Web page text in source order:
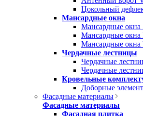
Цокольный
Мансардные окна
Мансардные окна
Мансардные окна
Мансардные окна
Чердачные лестницы
Чердачные
Чердачные
Кровельные
Доборные
Фасадные материалы
Фасадные материалы
Фасадная плитка